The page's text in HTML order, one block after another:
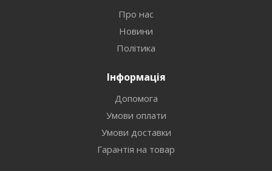
Про нас
Новини
Політика
Інформація
Допомога
Умови оплати
Умови доставки
Гарантія на товар